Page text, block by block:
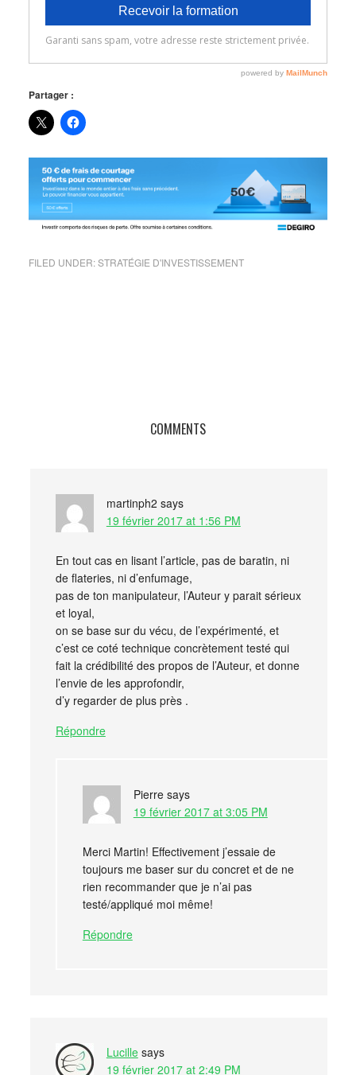
Partager :
FILED UNDER:STRATÉGIE D'INVESTISSEMENT
COMMENTS
martinph2 says
19 février 2017 at 1:56 PM
En tout cas en lisant l’article, pas de baratin, ni
de flateries, ni d’enfumage,
pas de ton manipulateur, l’Auteur y parait sérieux
et loyal,
on se base sur du vécu, de l’expérimenté, et
c’est ce coté technique concrètement testé qui
fait la crédibilité des propos de l’Auteur, et donne
l’envie de les approfondir,
d’y regarder de plus près .
Répondre
Pierre says
19 février 2017 at 3:05 PM
Merci Martin! Effectivement j’essaie de
toujours me baser sur du concret et de ne
rien recommander que je n’ai pas
testé/appliqué moi même!
Répondre
Lucille says
19 février 2017 at 2:49 PM